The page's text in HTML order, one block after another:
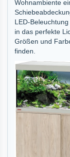
Wohnambiente
LED-
in das perfekte
Größen und
finden.